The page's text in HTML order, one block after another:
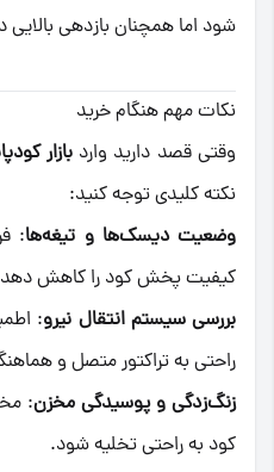
شود اما همچنان بازدهی بالایی
نکات مهم هنگام خرید
وقتی قصد دارید واردبازار
نکته کلیدی توجه کنید:
وضعیت دیسک‌ها و تیغه‌ها:
کیفیت پخش کود را کاهش
بررسی سیستم انتقال نیرو:
راحتی به تراکتور متصل و
زنگ‌زدگی و پوسیدگی مخزن:
کود به راحتی تخلیه شود.